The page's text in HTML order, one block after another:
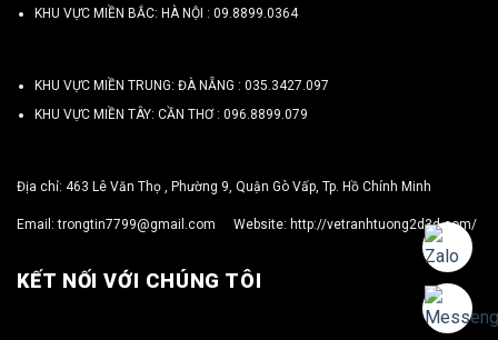
KHU VỰC MIỀN BẮC: HÀ NỘI : 09.8899.0364
KHU VỰC MIỀN TRUNG: ĐÀ NẴNG : 035.3427.097
KHU VỰC MIỀN TÂY: CẦN THƠ : 096.8899.079
Địa chỉ: 463 Lê Văn Thọ , Phường 9, Quận Gò Vấp, Tp. Hồ Chính Minh
Email:trongtin7799@gmail.com Website: http://vetranhtuong2d3d.com/
KẾT NỐI VỚI CHÚNG TÔI